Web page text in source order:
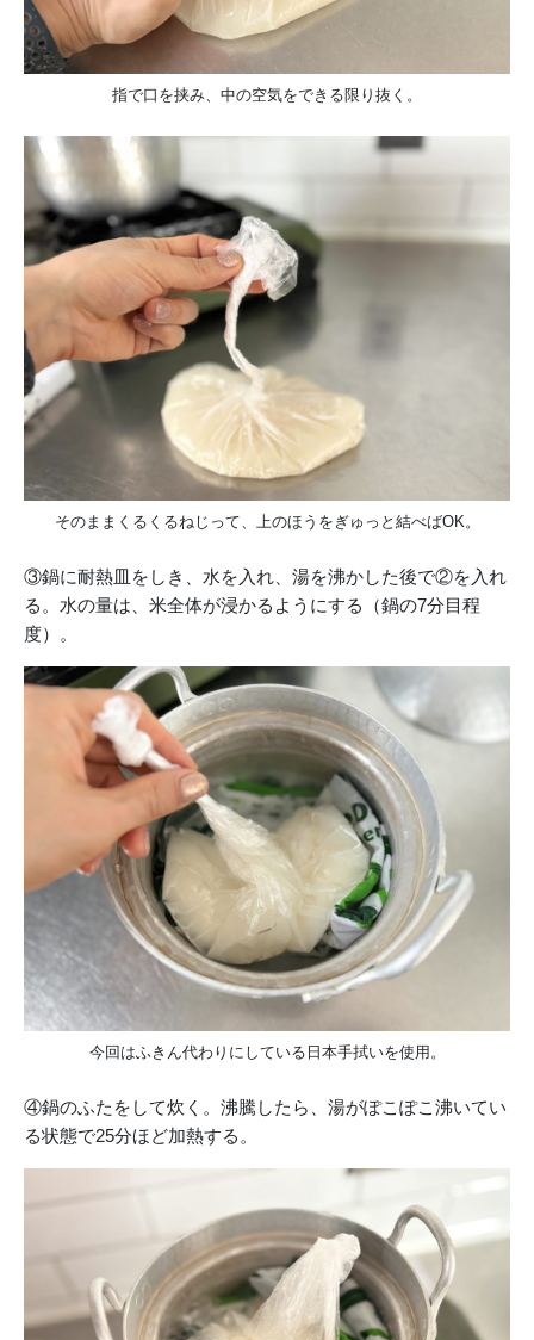
指で口を挟み、中の空気をできる限り抜く。
そのままくるくるねじって、上のほうをぎゅっと結べばOK。
③鍋に耐熱皿をしき、水を入れ、湯を沸かした後で②を入れ
る。水の量は、米全体が浸かるようにする（鍋の7分目程
度）。
今回はふきん代わりにしている日本手拭いを使用。
④鍋のふたをして炊く。沸騰したら、湯がぽこぽこ沸いてい
る状態で25分ほど加熱する。